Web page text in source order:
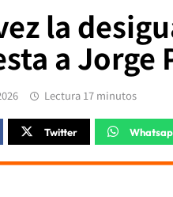
la
a Jorge
Lectura 17 minutos
Twitter